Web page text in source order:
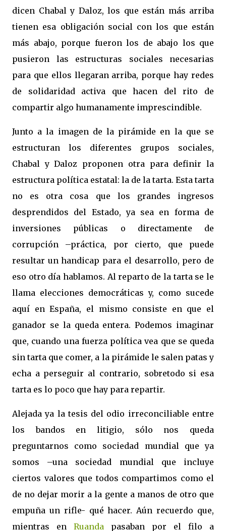
dicen Chabal y Daloz, los que están más arriba
tienen esa obligación social con los que están
más abajo, porque fueron los de abajo los que
pusieron las estructuras sociales necesarias
para que ellos llegaran arriba, porque hay redes
de solidaridad activa que hacen del rito de
compartir algo humanamente imprescindible.
Junto a la imagen de la pirámide en la que se
estructuran los diferentes grupos sociales,
Chabal y Daloz proponen otra para definir la
estructura política estatal: la de la tarta. Esta tarta
no es otra cosa que los grandes ingresos
desprendidos del Estado, ya sea en forma de
inversiones públicas o directamente de
corrupción –práctica, por cierto, que puede
resultar un handicap para el desarrollo, pero de
eso otro día hablamos. Al reparto de la tarta se le
llama elecciones democráticas y, como sucede
aquí en España, el mismo consiste en que el
ganador se la queda entera. Podemos imaginar
que, cuando una fuerza política vea que se queda
sin tarta que comer, a la pirámide le salen patas y
echa a perseguir al contrario, sobretodo si esa
tarta es lo poco que hay para repartir.
Alejada ya la tesis del odio irreconciliable entre
los bandos en litigio, sólo nos queda
preguntarnos como sociedad mundial que ya
somos –una sociedad mundial que incluye
ciertos valores que todos compartimos como el
de no dejar morir a la gente a manos de otro que
empuña un rifle- qué hacer. Aún recuerdo que,
mientras en Ruanda pasaban por el filo a